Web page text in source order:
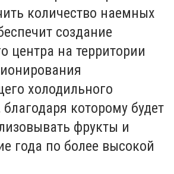
количество наемных
создание
центра на территории
холодильного
которому будет
фрукты и
года по более высокой